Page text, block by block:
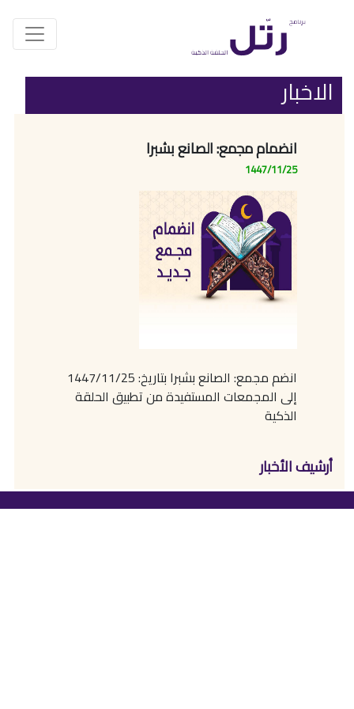
الاخبار
انضمام مجمع: الصانع بشبرا
1447/11/25
انضم مجمع: الصانع بشبرا بتاريخ: 1447/11/25
إلى المجمعات المستفيدة من تطبيق الحلقة
الذكية
أرشيف الأخبار